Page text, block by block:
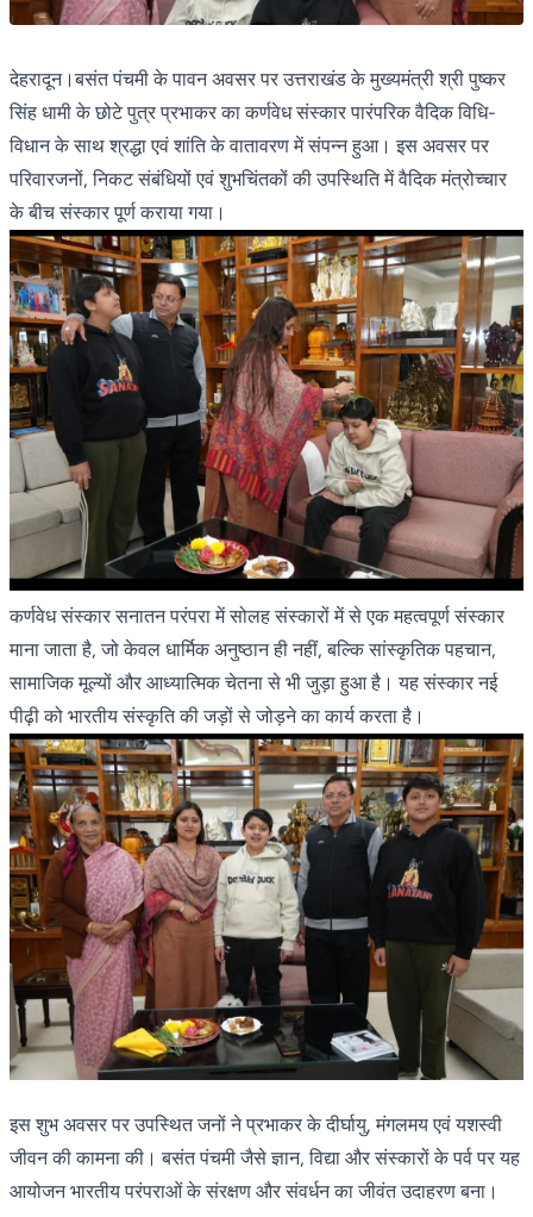
देहरादून।बसंत पंचमी के पावन अवसर पर उत्तराखंड के मुख्यमंत्री श्री पुष्कर
सिंह धामी के छोटे पुत्र प्रभाकर का कर्णवेध संस्कार पारंपरिक वैदिक विधि-
विधान के साथ श्रद्धा एवं शांति के वातावरण में संपन्न हुआ। इस अवसर पर
परिवारजनों, निकट संबंधियों एवं शुभचिंतकों की उपस्थिति में वैदिक मंत्रोच्चार
के बीच संस्कार पूर्ण कराया गया।
कर्णवेध संस्कार सनातन परंपरा में सोलह संस्कारों में से एक महत्वपूर्ण संस्कार
माना जाता है, जो केवल धार्मिक अनुष्ठान ही नहीं, बल्कि सांस्कृतिक पहचान,
सामाजिक मूल्यों और आध्यात्मिक चेतना से भी जुड़ा हुआ है। यह संस्कार नई
पीढ़ी को भारतीय संस्कृति की जड़ों से जोड़ने का कार्य करता है।
इस शुभ अवसर पर उपस्थित जनों ने प्रभाकर के दीर्घायु, मंगलमय एवं यशस्वी
जीवन की कामना की। बसंत पंचमी जैसे ज्ञान, विद्या और संस्कारों के पर्व पर यह
आयोजन भारतीय परंपराओं के संरक्षण और संवर्धन का जीवंत उदाहरण बना।